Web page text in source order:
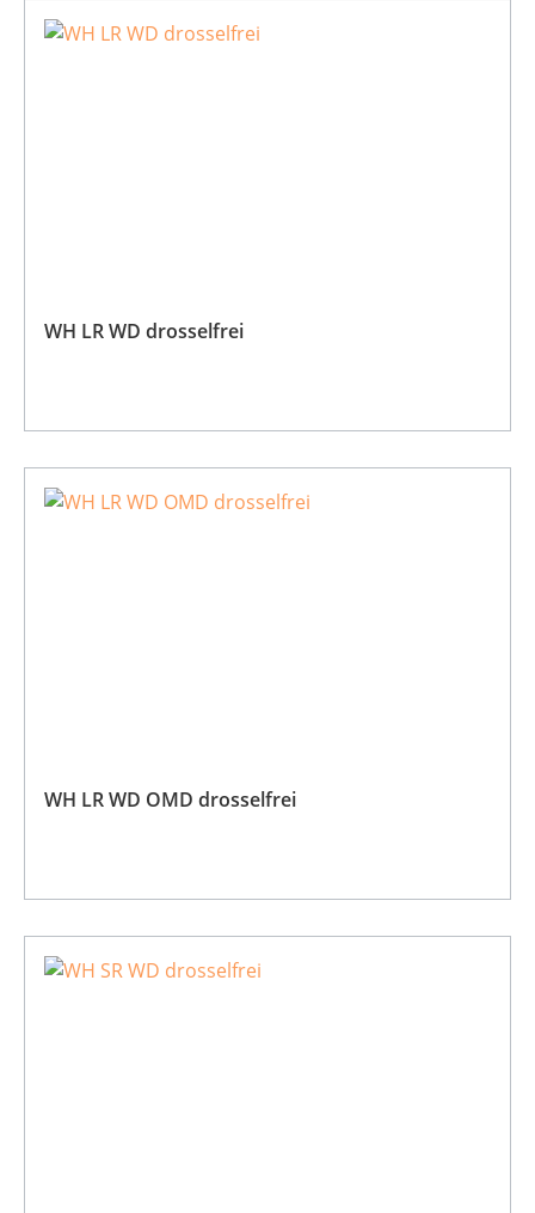
WH LR WD drosselfrei
WH LR WD OMD drosselfrei